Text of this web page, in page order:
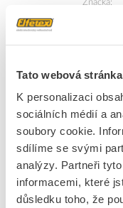
Tato webová
K personalizaci
sociálních médií a
soubory cookie.
sdílíme se svými
analýzy. Partneři
informacemi, které
důsledku toho, že
Značka
Cena s DPH
Přidat k porovnání
3 ks
Kód
EAN